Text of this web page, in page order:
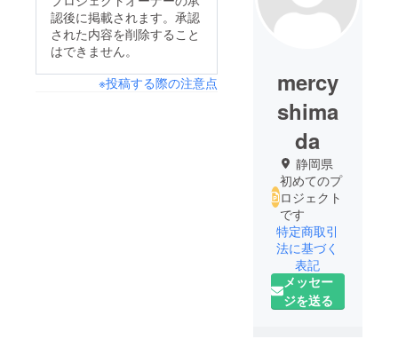
認後に掲載されます。承認
された内容を削除すること
はできません。
※投稿する際の注意点
mercy
shima
da
静岡県
初めてのプ
ロジェクト
です
特定商取引
法に基づく
表記
メッセー
ジを送る